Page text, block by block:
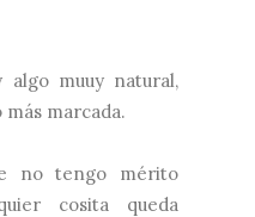
muuy natural,
marcada.
no tengo mérito
cosita queda